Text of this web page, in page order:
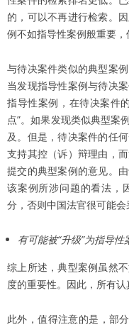
的，可以不再进行检索。
例不如指导性案例般重要，
与待决案件类似的典型案
当发现指导性案例与待决
指导性案例，在待决案件
点”。如果发现类似典型案
及。但是，待决案件的任
支持其控（诉）辩理由，
提交的典型案例的意见。
该案例所涉问题的看法，
分，否则中国法官很可能会
有可能被“升级”为指导性
综上所述，典型案例虽然
度的重要性。因此，所有认
此外，值得注意的是，部